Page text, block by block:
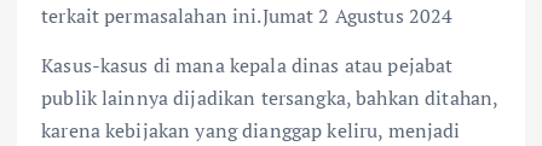
terkait permasalahan ini.Jumat 2 Agustus 2024
Kasus-kasus di mana kepala dinas atau pejabat
publik lainnya dijadikan tersangka, bahkan ditahan,
karena kebijakan yang dianggap keliru, menjadi